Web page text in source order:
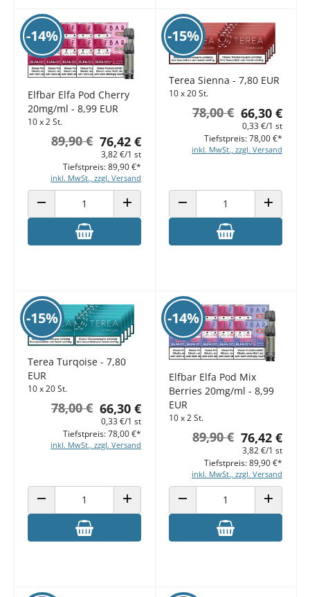
-14%
Elfbar Elfa Pod Cherry
20mg/ml - 8,99 EUR
10 x 2 St.
76,42 €
89,90 €
3,82 €/1 st
inkl. MwSt., zzgl. Versand
Tiefstpreis: 89,90 €*
ANZAHL VERRINGERN ANZAHL ERHÖHEN
-15%
Terea Sienna - 7,80 EUR
10 x 20 St.
66,30 €
78,00 €
0,33 €/1 st
inkl. MwSt., zzgl. Versand
Tiefstpreis: 78,00 €*
ANZAHL VERRINGERN ANZAHL
-15%
Terea Turqoise - 7,80
EUR
10 x 20 St.
66,30 €
78,00 €
0,33 €/1 st
inkl. MwSt., zzgl. Versand
Tiefstpreis: 78,00 €*
ANZAHL VERRINGERN ANZAHL ERHÖHEN
-14%
Elfbar Elfa Pod Mix
Berries 20mg/ml - 8,99
EUR
10 x 2 St.
76,42 €
89,90 €
3,82 €/1 st
inkl. MwSt., zzgl. Versand
Tiefstpreis: 89,90 €*
ANZAHL VERRINGERN ANZAHL